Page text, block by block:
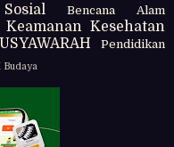
Bencana Alam
Keamanan Kesehatan
Pendidikan
Budaya